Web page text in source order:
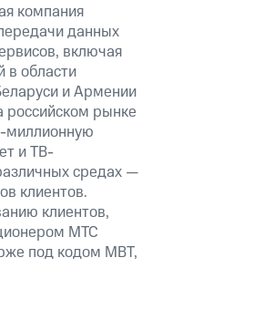
компания
данных
включая
области
и Армении
российском рынке
миллионную
и ТВ-
средах —
клиентов.
клиентов,
МТС
под кодом MBT,